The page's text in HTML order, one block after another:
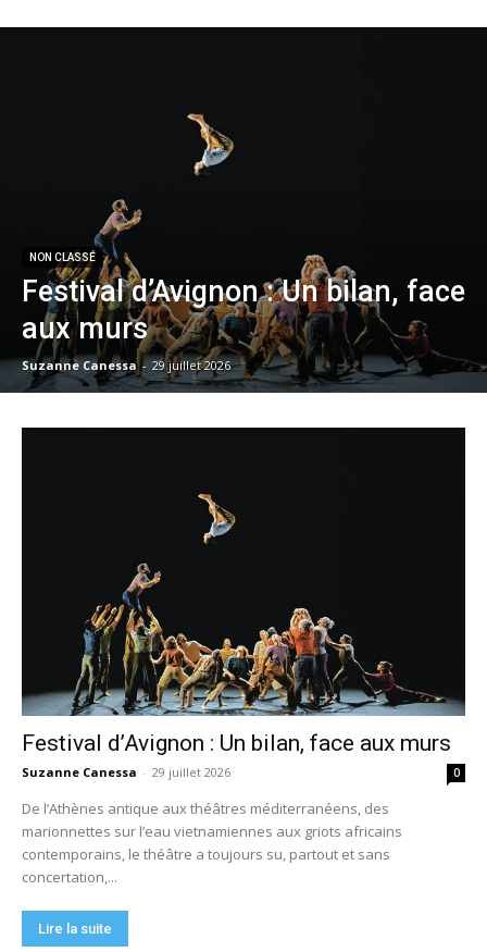
NON CLASSÉ
Festival d’Avignon : Un bilan, face
aux murs
Suzanne Canessa - 29 juillet 2026
Festival d’Avignon : Un bilan, face aux murs
Suzanne Canessa - 29 juillet 2026 0
De l’Athènes antique aux théâtres méditerranéens, des
marionnettes sur l’eau vietnamiennes aux griots africains
contemporains, le théâtre a toujours su, partout et sans
concertation,...
Lire la suite